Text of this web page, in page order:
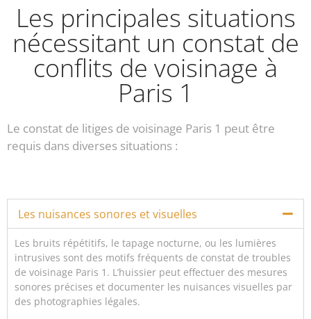
Les principales situations
nécessitant un constat de
conflits de voisinage à
Paris 1
Le constat de litiges de voisinage Paris 1 peut être
requis dans diverses situations :
Les nuisances sonores et visuelles
Les bruits répétitifs, le tapage nocturne, ou les lumières
intrusives sont des motifs fréquents de constat de troubles
de voisinage Paris 1. L’huissier peut effectuer des mesures
sonores précises et documenter les nuisances visuelles par
des photographies légales.